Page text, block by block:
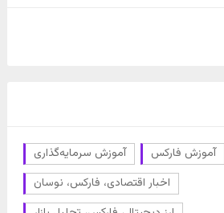
آموزش سرمایه‌گذاری
آموزش فارکس
اخبار اقتصادی، فارکس، نوسان